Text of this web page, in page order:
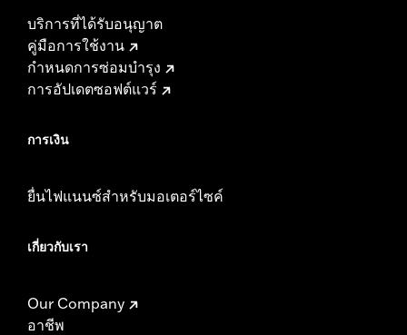
บริการที่ได้รับอนุญาต
คู่มือการใช้งาน
กำหนดการซ่อมบำรุง
การอัปเดตซอฟต์แวร์
การเงิน
ยื่นไฟแนนซ์สำหรับมอเตอร์ไซค์
เกี่ยวกับเรา
Our Company
อาชีพ